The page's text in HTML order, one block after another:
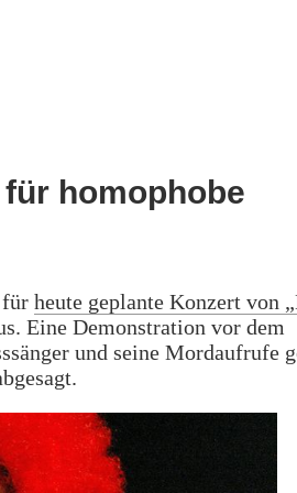
homophobe
für heute geplante Konzert von
Eine Demonstration vor dem
und seine Mordaufrufe